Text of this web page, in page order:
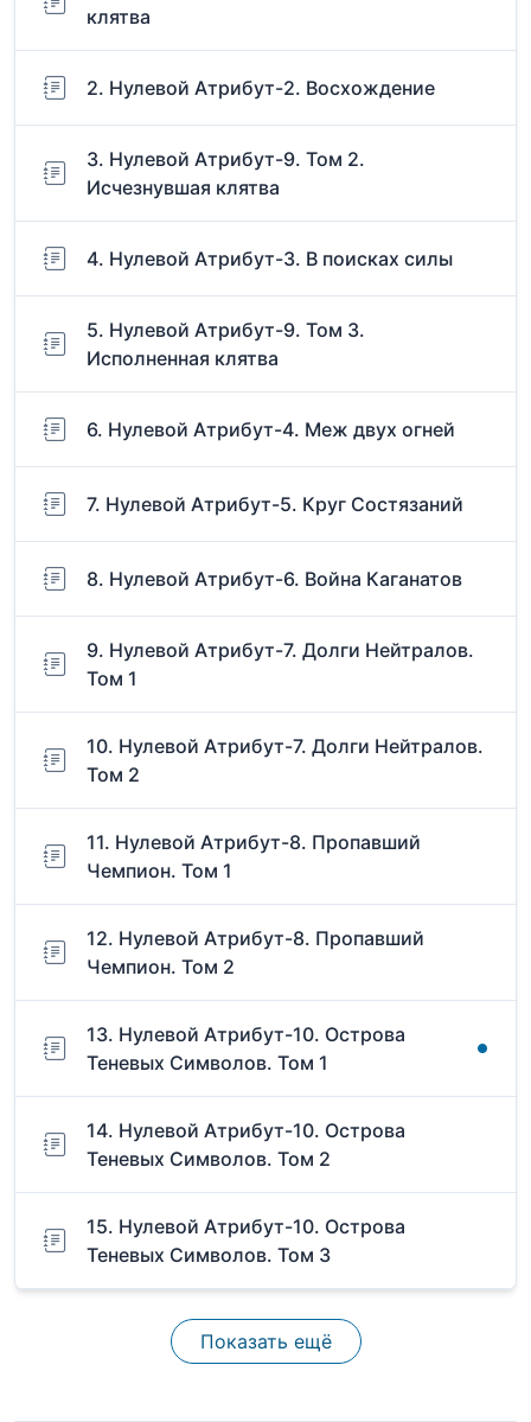
клятва
2. Нулевой Атрибут-2. Восхождение
3. Нулевой Атрибут-9. Том 2.
Исчезнувшая клятва
4. Нулевой Атрибут-3. В поисках силы
5. Нулевой Атрибут-9. Том 3.
Исполненная клятва
6. Нулевой Атрибут-4. Меж двух огней
7. Нулевой Атрибут-5. Круг Состязаний
8. Нулевой Атрибут-6. Война Каганатов
9. Нулевой Атрибут-7. Долги Нейтралов.
Том 1
10. Нулевой Атрибут-7. Долги Нейтралов.
Том 2
11. Нулевой Атрибут-8. Пропавший
Чемпион. Том 1
12. Нулевой Атрибут-8. Пропавший
Чемпион. Том 2
13. Нулевой Атрибут-10. Острова
Теневых Символов. Том 1
14. Нулевой Атрибут-10. Острова
Теневых Символов. Том 2
15. Нулевой Атрибут-10. Острова
Теневых Символов. Том 3
Показать ещё